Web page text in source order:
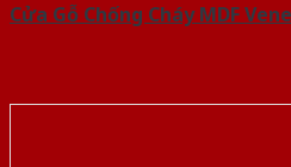
Cửa Gỗ Chống Cháy MDF